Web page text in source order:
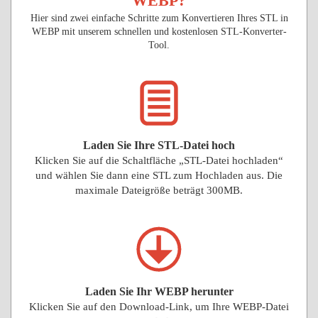
Hier sind zwei einfache Schritte zum Konvertieren Ihres STL in
WEBP mit unserem schnellen und kostenlosen STL-Konverter-
Tool.
Laden Sie Ihre STL-Datei hoch
Klicken Sie auf die Schaltfläche „STL-Datei hochladen“
und wählen Sie dann eine STL zum Hochladen aus. Die
maximale Dateigröße beträgt 300MB.
Laden Sie Ihr WEBP herunter
Klicken Sie auf den Download-Link, um Ihre WEBP-Datei